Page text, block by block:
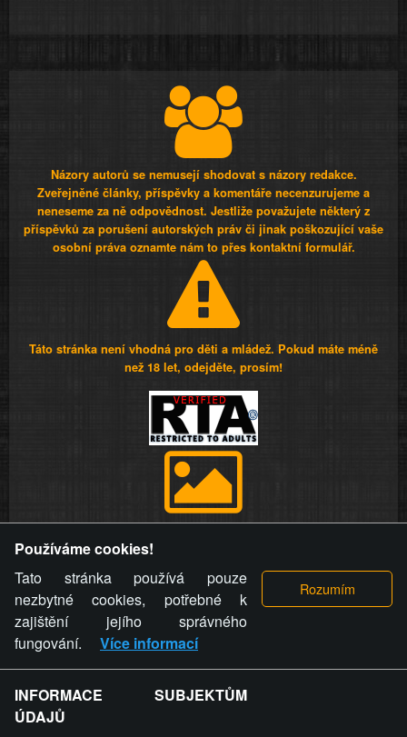
Názory autorů se nemusejí shodovat s názory redakce.
Zveřejněné články, příspěvky a komentáře necenzurujeme a
neneseme za ně odpovědnost. Jestliže považujete některý z
příspěvků za porušení autorských práv či jinak poškozující vaše
osobní práva oznamte nám to přes kontaktní formulář.
Táto stránka není vhodná pro děti a mládež. Pokud máte méně
než 18 let, odejděte, prosím!
videa a komentáře. Osoba, které se toto opatření provozovatele
stránky týče, ani osoba, která umístila fotografii nebo video na
stránku, nemůže z důvodu odstranění fotografie, videa nebo
komentáře pro výše uvedenou okolnost uplatnit vůči
provozovateli stránky žádný nárok na náhradu škody nebo
nemajetkové újmy.
ZVRÁCENÝ.CZ - Svět není zvrácenej. To jen
Používáme cookies!
Tato stránka používá pouze
nezbytné cookies, potřebné k
zajištění jejího správného
fungování.
Více informací
INFORMACE SUBJEKTŮM
ÚDAJŮ